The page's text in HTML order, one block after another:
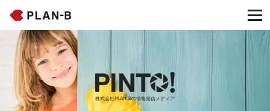
株式会社PLAN-Bの情報発信メディア